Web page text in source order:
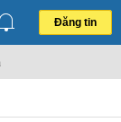
Đăng tin